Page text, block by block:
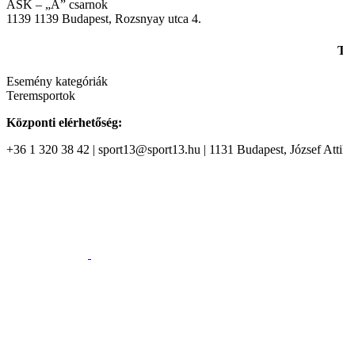
ASK – „A” csarnok
1139 1139 Budapest, Rozsnyay utca 4.
Esemény kategóriák
Teremsportok
Központi elérhetőség:
+36 1 320 38 42 | sport13@sport13.hu | 1131 Budapest, József